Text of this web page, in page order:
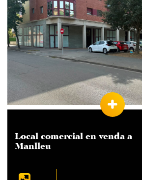
Habitacions
1+ 2+ 3+ 4+
3+ 4+
Obra nova
Pàrquing
Local comercial en venda a
Manlleu